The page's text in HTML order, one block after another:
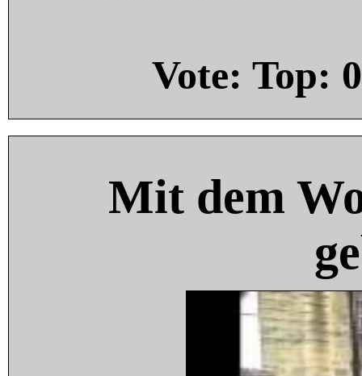
Vote: Top: 0
Mit dem